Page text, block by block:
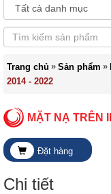
Trang chủ » Sản phẩm »
2014 - 2022
MẶT NẠ TRÊN
Đặt hàng
Chi tiết